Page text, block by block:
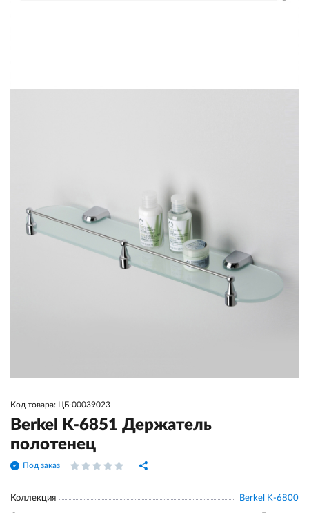
Код товара: ЦБ-00039023
Berkel K-6851 Держатель
полотенец
Под заказ
Коллекция Berkel K-6800